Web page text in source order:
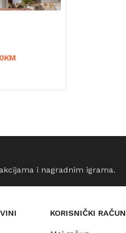
KM
i nagradnim igrama.
KORISNIČKI RAČUN